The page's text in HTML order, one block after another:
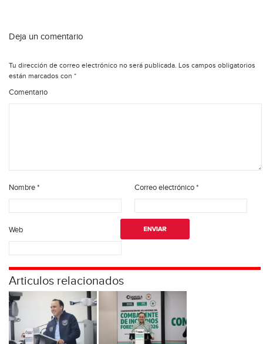
Deja un comentario
Tu dirección de correo electrónico no será publicada. Los campos obligatorios
están marcados con *
Comentario
Nombre* Correo electrónico*
Web
Articulos relacionados